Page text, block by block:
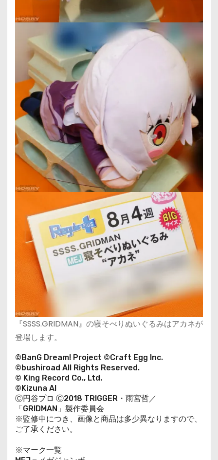
『SSSS.GRIDMAN』の寝そべりぬいぐるみはアカネが
登場します。
©BanG Dream! Project ©Craft Egg Inc.
©bushiroad All Rights Reserved.
© King Record Co., Ltd.
©Kizuna AI
Ⓒ円谷プロ Ⓒ2018 TRIGGER・雨宮哲／
「GRIDMAN」製作委員会
※監修中につき、画像と商品は多少異なりますので、
ご了承ください。
※マーク一覧